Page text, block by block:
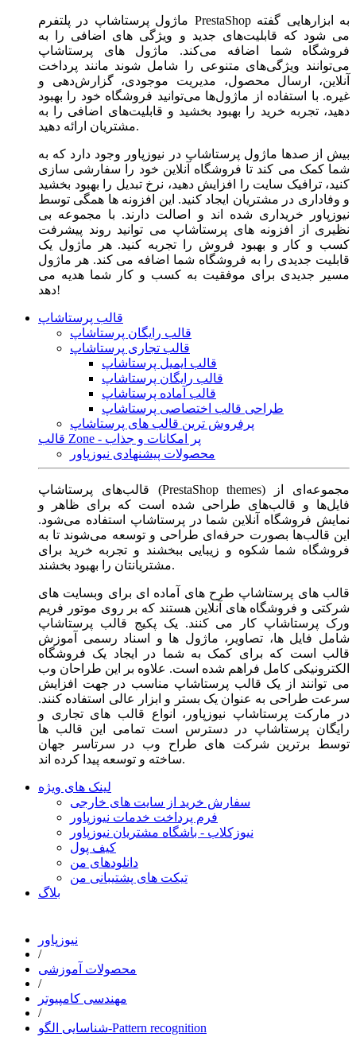
ماژول‌ پرستاشاپ در پلتفرم PrestaShop به ابزارهایی گفته
می شود که قابلیت‌های جدید و ویژگی های اضافی را به
فروشگاه شما اضافه می‌کند. ماژول های پرستاشاپ
می‌توانند ویژگی‌های متنوعی را شامل شوند مانند پرداخت
آنلاین، ارسال محصول، مدیریت موجودی، گزارش‌دهی و
غیره. با استفاده از ماژول‌ها می‌توانید فروشگاه خود را بهبود
دهید، تجربه خرید را بهبود بخشید و قابلیت‌های اضافی را به
مشتریان ارائه دهید.
بیش از صدها ماژول پرستاشاپ در نیوزپاور وجود دارد که به
شما کمک می کند تا فروشگاه آنلاین خود را سفارشی سازی
کنید، ترافیک سایت را افزایش دهید، نرخ تبدیل را بهبود بخشید
و وفاداری در مشتریان ایجاد کنید. این افزونه ها همگی توسط
نیوزپاور خریداری شده اند و اصالت دارند. با مجموعه بی
نظیری از افزونه های پرستاشاپ می توانید روند پیشرفت
کسب و کار و بهبود فروش را تجربه کنید. هر ماژول یک
قابلیت جدیدی را به فروشگاه شما اضافه می کند. هر ماژول
مسیر جدیدی برای موفقیت به کسب و کار شما هدیه می
دهد!
قالب پرستاشاپ
قالب رایگان پرستاشاپ
قالب تجاری پرستاشاپ
قالب ایمیل پرستاشاپ
قالب رایگان پرستاشاپ
قالب آماده پرستاشاپ
طراحی قالب اختصاصی پرستاشاپ
پرفروش ترین قالب های پرستاشاپ
قالب Zone - پر امکانات و جذاب
محصولات پیشنهادی نیوزپاور
قالب‌های پرستاشاپ (PrestaShop themes) مجموعه‌ای از
فایل‌ها و قالب‌های طراحی شده است که برای ظاهر و
نمایش فروشگاه آنلاین شما در پرستاشاپ استفاده می‌شود.
این قالب‌ها بصورت حرفه‌ای طراحی و توسعه می‌شوند تا به
فروشگاه شما شکوه و زیبایی ببخشند و تجربه خرید برای
مشتریانتان را بهبود بخشند.
قالب های پرستاشاپ طرح های آماده ای برای وبسایت های
شرکتی و فروشگاه های آنلاین هستند که بر روی موتور فریم
ورک پرستاشاپ کار می کنند. یک پکیج قالب پرستاشاپ
شامل فایل ها، تصاویر، ماژول ها و اسناد رسمی آموزش
قالب است که برای کمک به شما در ایجاد یک فروشگاه
الکترونیکی کامل فراهم شده است. علاوه بر این طراحان وب
می توانند از یک قالب پرستاشاپ مناسب در جهت افزایش
سرعت طراحی به عنوان یک بستر و ابزار عالی استفاده کنند.
در مارکت پرستاشاپ نیوزپاور، انواع قالب های تجاری و
رایگان پرستاشاپ در دسترس است تمامی این قالب ها
توسط برترین شرکت های طراح وب در سرتاسر جهان
ساخته و توسعه پیدا کرده اند.
لینک های ویژه
سفارش خرید از سایت های خارجی
فرم پرداخت خدمات نیوزپاور
نیوزکلاب - باشگاه مشتریان نیوزپاور
کیف پول
دانلودهای من
تیکت های پشتیبانی من
بلاگ
نیوزپاور
/
محصولات آموزشی
/
مهندسی کامپیوتر
/
شناسایی الگو-Pattern recognition